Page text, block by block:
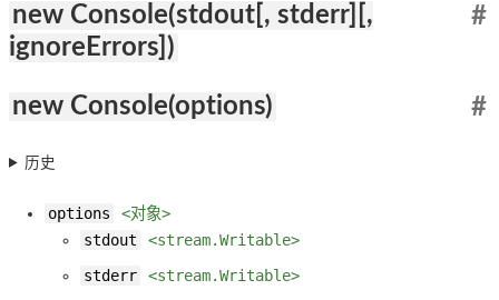
new Console(stdout[, stderr][,
ignoreErrors])
#
new Console(options) #
历史
options
<对象>
stdout
<stream.Writable>
stderr
<stream.Writable>